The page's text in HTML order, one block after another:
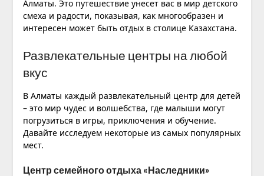
Алматы. Это путешествие унесет вас в мир детского
смеха и радости, показывая, как многообразен и
интересен может быть отдых в столице Казахстана.
Развлекательные центры на любой
вкус
В Алматы каждый развлекательный центр для детей
– это мир чудес и волшебства, где малыши могут
погрузиться в игры, приключения и обучение.
Давайте исследуем некоторые из самых популярных
мест.
Центр семейного отдыха «Наследники»